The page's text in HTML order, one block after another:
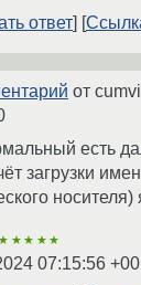
ответ
от
есть
загрузки
★★★★★
07:15:56